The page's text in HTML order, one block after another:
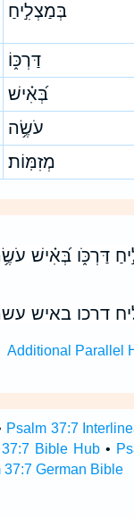
בְּמַצְלִ֣יחַ
דַּרְכּ֑וֹ
בְּ֝אִ֗ישׁ
עֹשֶׂ֥ה
מְזִמּֽוֹת׃
דַּרְכֹּ֑ו בְּ֝אִ֗ישׁ
דרכו באיש
Additional Parallel
Psalm 37:7
Bible Hub •
37:7 German Bible